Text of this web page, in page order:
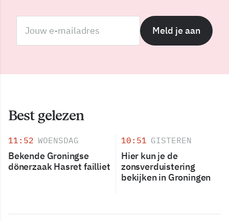
Meld je aan
Best gelezen
11:52 WOENSDAG
Bekende Groningse
dönerzaak Hasret failliet
10:51 GISTEREN
Hier kun je de
zonsverduistering
bekijken in Groningen